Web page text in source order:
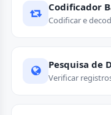
Codificador
Codificar e
Pesquisa de
Verificar